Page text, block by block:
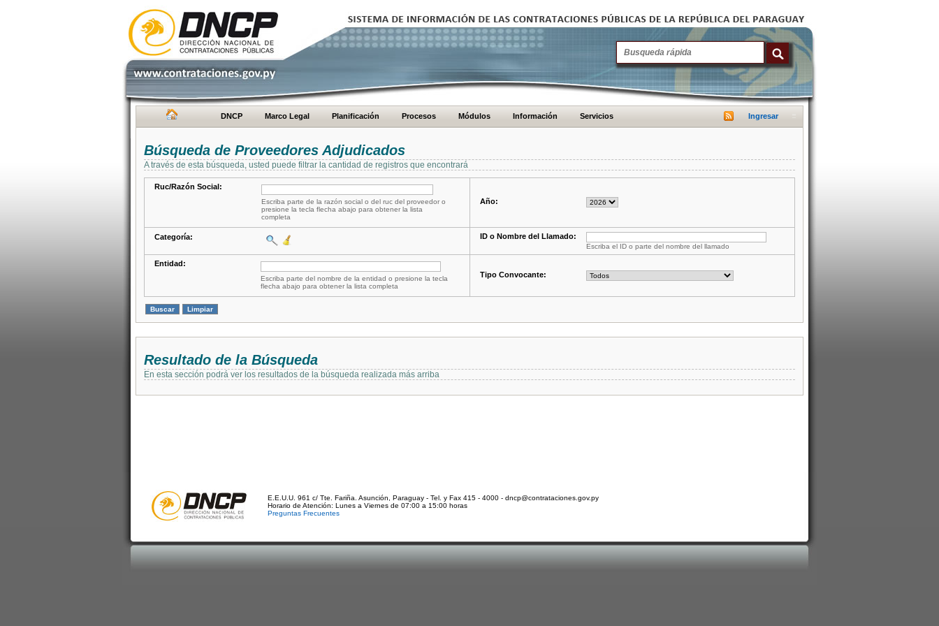
DNCP Marco Legal Planificación Procesos Módulos Información Servicios Ingresar
Búsqueda de Proveedores Adjudicados
A través de esta búsqueda, usted puede filtrar la cantidad de registros que encontrará
Ruc/Razón Social:
Escriba parte de la razón social o del ruc del proveedor o
presione la tecla flecha abajo para obtener la lista
completa
Año:
Categoría: ID o Nombre del Llamado:
Escriba el ID o parte del nombre del llamado
Entidad:
Escriba parte del nombre de la entidad o presione la tecla
flecha abajo para obtener la lista completa
Tipo Convocante:
Resultado de la Búsqueda
En esta sección podrá ver los resultados de la búsqueda realizada más arriba
E.E.U.U. 961 c/ Tte. Fariña. Asunción, Paraguay - Tel. y Fax 415 - 4000 - dncp@contrataciones.gov.py
Horario de Atención: Lunes a Viernes de 07:00 a 15:00 horas
Preguntas Frecuentes